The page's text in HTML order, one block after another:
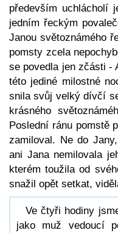
především uchlácholí
jedním řeckým
Janou světoznámého
pomsty zcela
se povedla jen zčásti -
této jediné milostné
snila svůj velký dívčí
krásného
Poslední ránu pomstě
zamiloval. Ne do
ani Jana nemilovala
kterém toužila od
snažil opět setkat,
Ve čtyři hodiny
jako muž vedoucí